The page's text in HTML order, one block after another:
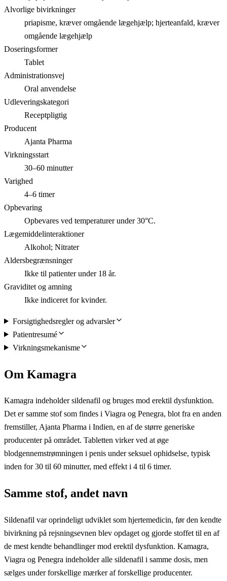
Alvorlige bivirkninger
priapisme, kræver omgående lægehjælp; hjerteanfald, kræver
omgående lægehjælp
Doseringsformer
Tablet
Administrationsvej
Oral anvendelse
Udleveringskategori
Receptpligtig
Producent
Ajanta Pharma
Virkningsstart
30–60 minutter
Varighed
4–6 timer
Opbevaring
Opbevares ved temperaturer under 30°C.
Lægemiddelinteraktioner
Alkohol; Nitrater
Aldersbegrænsninger
Ikke til patienter under 18 år.
Graviditet og amning
Ikke indiceret for kvinder.
Forsigtighedsregler og advarsler
Patientresumé
Virkningsmekanisme
Om Kamagra
Kamagra indeholder sildenafil og bruges mod erektil dysfunktion.
Det er samme stof som findes i Viagra og Penegra, blot fra en anden
fremstiller, Ajanta Pharma i Indien, en af de større generiske
producenter på området. Tabletten virker ved at øge
blodgennemstrømningen i penis under seksuel ophidselse, typisk
inden for 30 til 60 minutter, med effekt i 4 til 6 timer.
Samme stof, andet navn
Sildenafil var oprindeligt udviklet som hjertemedicin, før den kendte
bivirkning på rejsningsevnen blev opdaget og gjorde stoffet til en af
de mest kendte behandlinger mod erektil dysfunktion. Kamagra,
Viagra og Penegra indeholder alle sildenafil i samme dosis, men
sælges under forskellige mærker af forskellige producenter.